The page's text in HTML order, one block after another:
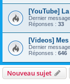
[YouTube]
Dernier
Réponses : 33
[Videos]
Dernier
Réponses : 646
Nouveau sujet